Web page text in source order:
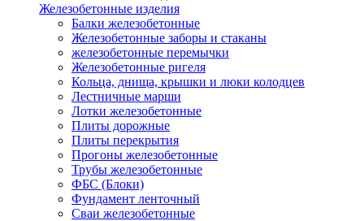
Железобетонные изделия
Балки железобетонные
Железобетонные заборы и стаканы
железобетонные перемычки
Железобетонные ригеля
Кольца, днища, крышки и люки колодцев
Лестничные марши
Лотки железобетонные
Плиты дорожные
Плиты перекрытия
Прогоны железобетонные
Трубы железобетонные
ФБС (Блоки)
Фундамент ленточный
Сваи железобетонные